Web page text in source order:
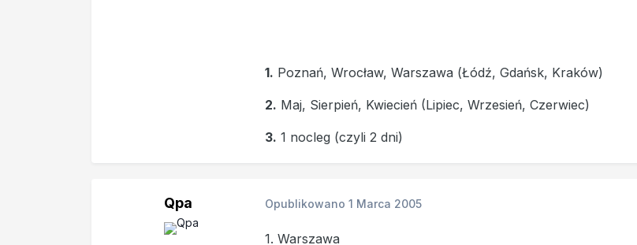
1. Poznań, Wrocław, Warszawa (Łódź, Gdańsk, Kraków)
2. Maj, Sierpień, Kwiecień (Lipiec, Wrzesień, Czerwiec)
3. 1 nocleg (czyli 2 dni)
Qpa Opublikowano 1 Marca 2005
1. Warszawa